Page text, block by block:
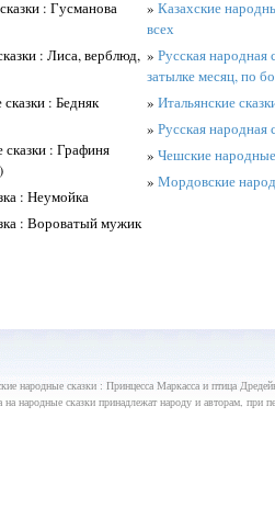
: Гусманова
: Лиса, верблюд,
: Бедняк
: Графиня
: Неумойка
: Вороватый мужик
» Казахские
всех
» Русская народная
затылке месяц, по
» Итальянские
» Русская
» Чешские
» Мордовские
народные сказки : Принцесса Маркасса и птица
народные сказки принадлежат народу и авторам, при